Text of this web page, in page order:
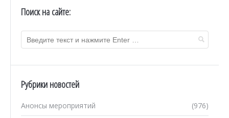
Поиск на сайте:
Рубрики новостей
(976)
Анонсы мероприятий